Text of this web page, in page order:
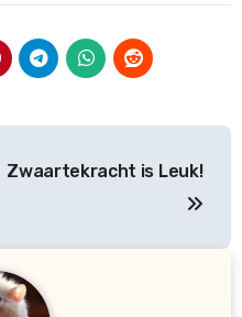
Zwaartekracht is Leuk!